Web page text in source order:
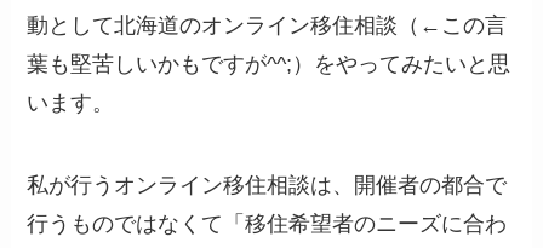
動として北海道のオンライン移住相談（←この言
葉も堅苦しいかもですが^^;）をやってみたいと思
います。
私が行うオンライン移住相談は、開催者の都合で
行うものではなくて「移住希望者のニーズに合わ